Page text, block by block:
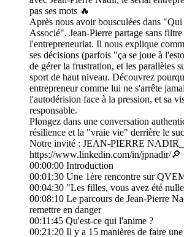
pas ses mots 🔥
Après nous avoir bousculées dans
Associé", Jean-Pierre partage sans
l'entrepreneuriat. Il nous explique
ses décisions (parfois "ça se joue à
de gérer la frustration, et les parallèles
sport de haut niveau. Découvrez
entrepreneur comme lui ne s'arrête
l'autodérision face à la pression, et sa
responsable.
Plongez dans une conversation
résilience et la "vraie vie" derrière le
Notre invité : JEAN-PIERRE NADIR_
https://www.linkedin.com/in/jpnadir/
00:00:00 Introduction
00:01:30 Une 1ère rencontre sur
00:04:30 "Les filles, vous avez été
00:08:10 Le parcours de Jean-Pierre
remettre en danger
00:11:45 Qu'est-ce qui l'anime ?
00:21:20 Il y a 15 manières de faire